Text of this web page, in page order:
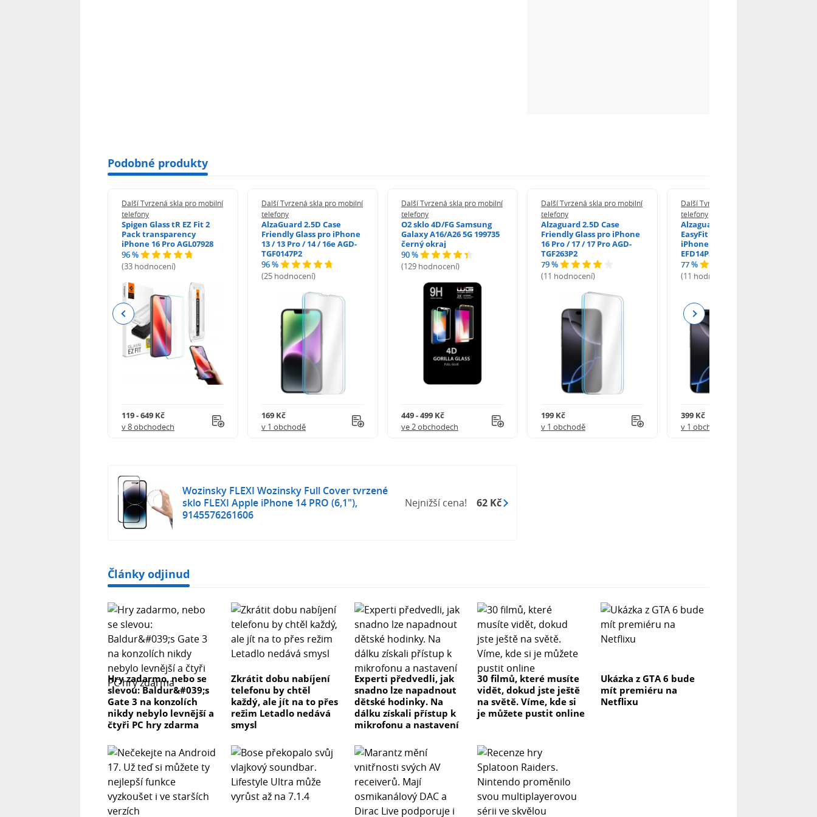
Podobné produkty
Další Tvrzená skla pro mobilní
telefony
Spigen Glass tR EZ Fit 2
Pack transparency
iPhone 16 Pro AGL07928
96 %
(33 hodnocení)
119 - 649 Kč
v 8 obchodech
Další Tvrzená skla pro mobilní
telefony
AlzaGuard 2.5D Case
Friendly Glass pro iPhone
13 / 13 Pro / 14 / 16e AGD-
TGF0147P2
96 %
(25 hodnocení)
169 Kč
v 1 obchodě
Další Tvrzená skla pro mobilní
telefony
O2 sklo 4D/FG Samsung
Galaxy A16/A26 5G 199735
černý okraj
90 %
(129 hodnocení)
449 - 499 Kč
ve 2 obchodech
Další Tvrzená skla pro mobilní
telefony
Alzaguard 2.5D Case
Friendly Glass pro iPhone
16 Pro / 17 / 17 Pro AGD-
TGF263P2
79 %
(11 hodnocení)
199 Kč
v 1 obchodě
Další Tvrzená skla pro mobilní
telefony
Alzaguard 2.5D Glass
EasyFit DustFree pro
iPhone 16 Pro / 17 AGD-
EFD14P3
77 %
(11 hodnocení)
399 Kč
v 1 obchodě
Previous Next
Wozinsky FLEXI Wozinsky Full Cover tvrzené
sklo FLEXI Apple iPhone 14 PRO (6,1"),
9145576261606
Nejnižší cena! 62 Kč
Články odjinud
Hry zadarmo, nebo se
slevou: Baldur&#039;s
Gate 3 na konzolích
nikdy nebylo levnější a
čtyři PC hry zdarma
Zkrátit dobu nabíjení
telefonu by chtěl
každý, ale jít na to přes
režim Letadlo nedává
smysl
Experti předvedli, jak
snadno lze napadnout
dětské hodinky. Na
dálku získali přístup k
mikrofonu a nastavení
30 filmů, které musíte
vidět, dokud jste ještě
na světě. Víme, kde si
je můžete pustit online
Ukázka z GTA 6 bude
mít premiéru na
Netflixu